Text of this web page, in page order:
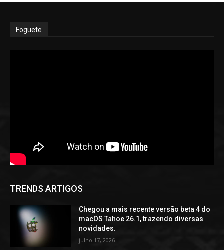
Foguete
TRENDS ARTIGOS
Chegou a mais recente versão beta 4 do
macOS Tahoe 26.1, trazendo diversas
novidades.
julho 17, 2026